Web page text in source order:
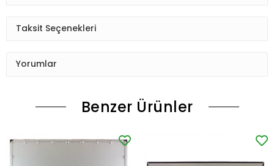
Taksit Seçenekleri
Yorumlar
Benzer Ürünler